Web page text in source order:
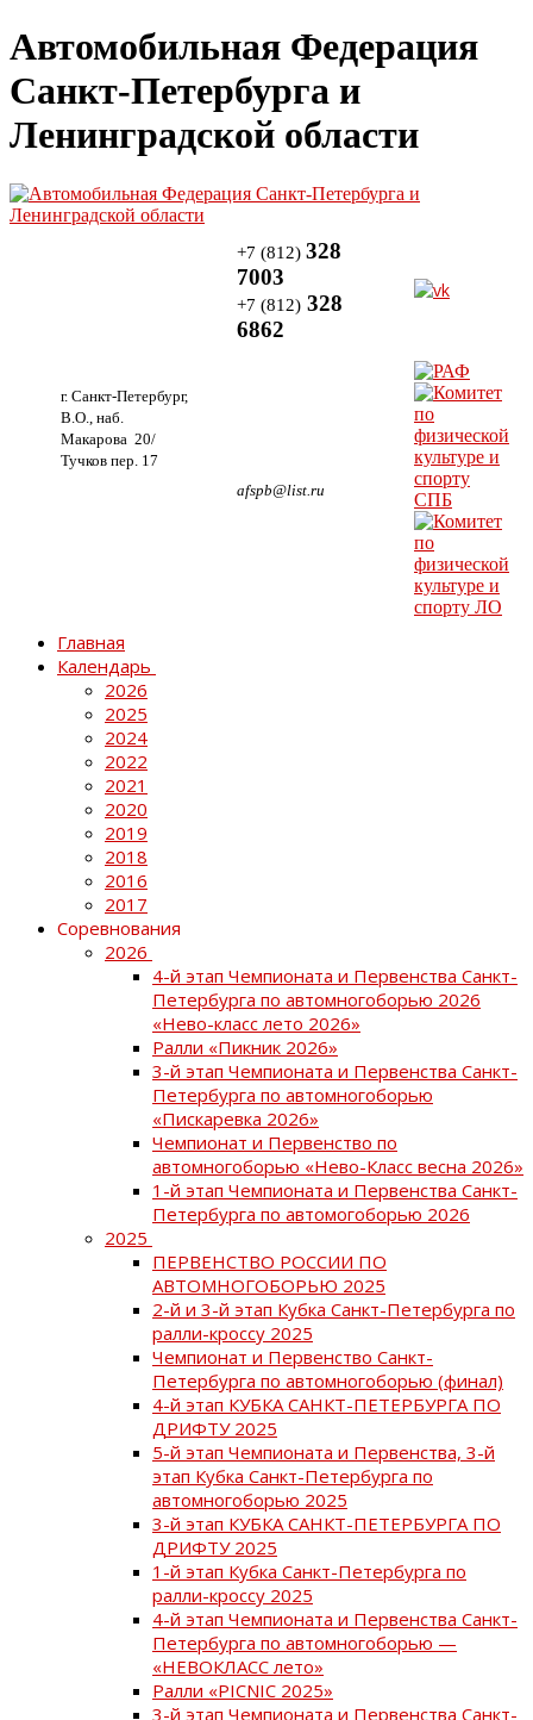
Автомобильная Федерация
Санкт-Петербурга и
Ленинградской области
г. Санкт-Петербург,
В.О., наб.
Макарова 20/
Тучков пер. 17
+7 (812) 328
7003
+7 (812) 328
6862
afspb@list.ru
Главная
Календарь
2026
2025
2024
2022
2021
2020
2019
2018
2016
2017
Соревнования
2026
4-й этап Чемпионата и Первенства Санкт-
Петербурга по автомногоборью 2026
«Нево-класс лето 2026»
Ралли «Пикник 2026»
3-й этап Чемпионата и Первенства Санкт-
Петербурга по автомногоборью
«Пискаревка 2026»
Чемпионат и Первенство по
автомногоборью «Нево-Класс весна 2026»
1-й этап Чемпионата и Первенства Санкт-
Петербурга по автомогоборью 2026
2025
ПЕРВЕНСТВО РОССИИ ПО
АВТОМНОГОБОРЬЮ 2025
2-й и 3-й этап Кубка Санкт-Петербурга по
ралли-кроссу 2025
Чемпионат и Первенство Санкт-
Петербурга по автомногоборью (финал)
4-й этап КУБКА САНКТ-ПЕТЕРБУРГА ПО
ДРИФТУ 2025
5-й этап Чемпионата и Первенства, 3-й
этап Кубка Санкт-Петербурга по
автомногоборью 2025
3-й этап КУБКА САНКТ-ПЕТЕРБУРГА ПО
ДРИФТУ 2025
1-й этап Кубка Санкт-Петербурга по
ралли-кроссу 2025
4-й этап Чемпионата и Первенства Санкт-
Петербурга по автомногоборью —
«НЕВОКЛАСС лето»
Ралли «PICNIC 2025»
3-й этап Чемпионата и Первенства Санкт-